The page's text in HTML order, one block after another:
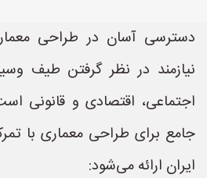
دسترسی آسان در طراحی
نیازمند در نظر گرفتن طیف
اجتماعی، اقتصادی و قانونی
جامع برای طراحی معماری با
ایران ارائه می‌شود: